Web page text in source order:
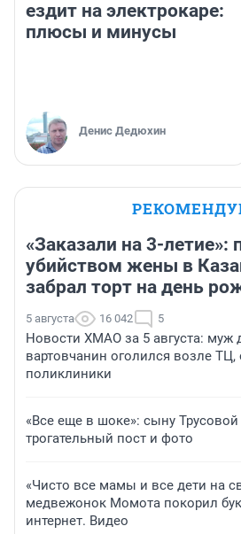
ездит на электрокаре:
плюсы и минусы
Денис Дедюхин
«Заказали на 3-летие»:
убийством жены в
забрал торт на день
5 августа 16 042 5
Новости ХМАО за 5 августа: муж
вартовчанин оголился возле
поликлиники
«Все еще в шоке»: сыну
трогательный пост и фото
«Чисто все мамы и все дети на
медвежонок Момота покорил
интернет. Видео